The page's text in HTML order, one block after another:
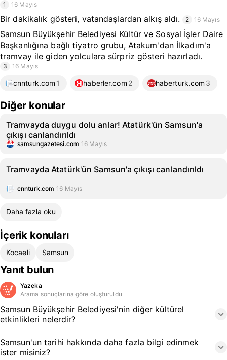
1 16 Mayıs
Bir dakikalık gösteri, vatandaşlardan alkış aldı. 2 16 Mayıs
Samsun Büyükşehir Belediyesi Kültür ve Sosyal İşler Daire
Başkanlığına bağlı tiyatro grubu, Atakum'dan İlkadım'a
tramvay ile giden yolculara sürpriz gösteri hazırladı.
3 16 Mayıs
cnnturk.com 1 haberler.com 2 haberturk.com 3
Diğer konular
Tramvayda duygu dolu anlar! Atatürk'ün Samsun'a
çıkışı canlandırıldı
samsungazetesi.com 16 Mayıs
Tramvayda Atatürk'ün Samsun'a çıkışı canlandırıldı
cnnturk.com 16 Mayıs
Daha fazla oku
İçerik konuları
Kocaeli Samsun
Yanıt bulun
Yazeka
Arama sonuçlarına göre oluşturuldu
Samsun Büyükşehir Belediyesi'nin diğer kültürel
etkinlikleri nelerdir?
Samsun'un tarihi hakkında daha fazla bilgi edinmek
ister misiniz?